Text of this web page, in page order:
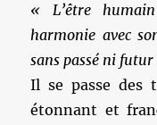
« L’être
harmonie avec
sans passé ni futur
Il se passe des
étonnant et